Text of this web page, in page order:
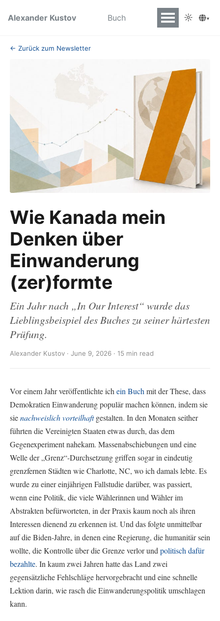
Alexander Kustov Buch ☼ ▾
← Zurück zum Newsletter
Wie Kanada mein
Denken über
Einwanderung
(zer)formte
Ein Jahr nach „In Our Interest“ wurde das
Lieblingsbeispiel des Buches zu seiner härtesten
Prüfung.
Alexander Kustov · June 9, 2026 · 15 min read
Vor einem Jahr veröffentlichte ich ein Buch mit der These, dass
Demokratien Einwanderung populär machen können, indem sie
sienachweislich vorteilhaftgestalten. In den Monaten seither
führten die Vereinigten Staaten etwas durch, das dem
Gegenexperiment nahekam. Massenabschiebungen und eine
Welle der „Grenz“-Durchsetzung griffen sogar in eindeutig
grenzfernen Städten wie Charlotte, NC, wo ich damals lebte. Es
wurde zu einer einjährigen Fallstudie darüber, was passiert,
wenn eine Politik, die viele Wählerinnen und Wähler im
Abstrakten befürworteten, in der Praxis kaum noch als ihren
Interessen dienend zu erkennen ist. Und das folgte unmittelbar
auf die Biden-Jahre, in denen eine Regierung, die humanitär sein
wollte, die Kontrolle über die Grenze verlor und politisch dafür
bezahlte. In kaum zwei Jahren hatte das Land zwei
gegensätzliche Fehlschläge hervorgebracht und eine schnelle
Lektion darin, wie rasch die Einwanderungspolitik umschlagen
kann.